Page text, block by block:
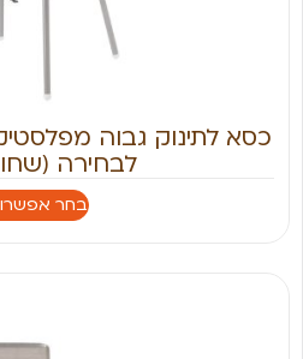
לבחירה
בחר